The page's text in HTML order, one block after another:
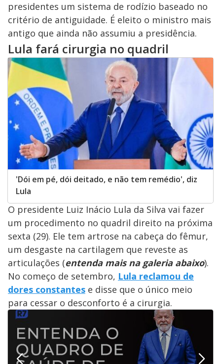
presidentes um sistema de rodízio baseado no
critério de antiguidade. É eleito o ministro mais
antigo que ainda não assumiu a presidência.
Lula fará cirurgia no quadril
'Dói em pé, dói deitado, e não tem remédio', diz
Lula
O presidente Luiz Inácio Lula da Silva vai fazer
um procedimento no quadril direito na próxima
sexta (29). Ele tem artrose na cabeça do fêmur,
um desgaste na cartilagem que reveste as
articulações (entenda mais na galeria abaixo).
No começo de setembro, Lula reclamou de
dores constantes e disse que o único meio
para cessar o desconforto é a cirurgia.